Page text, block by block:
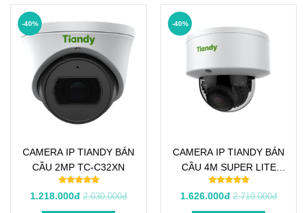
CAMERA IP TIANDY BÁN
CẦU 2MP TC-C32XN
1.218.000đ 2.030.000đ
-40%
CAMERA IP TIANDY BÁN
CẦU 4M SUPER LITE
STARLIGHT TC-C34KS
1.626.000đ 2.710.000đ
-40%